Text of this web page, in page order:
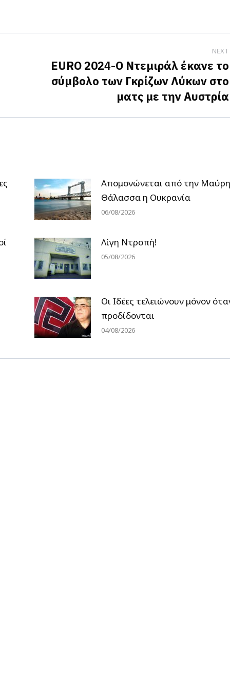
NEXT
Next
EURO 2024-Ο Ντεμιράλ έκανε το
σύμβολο των Γκρίζων Λύκων στο
ματς με την Αυστρία
Απομονώνεται από την Μαύρη
Θάλασσα η Ουκρανία
06/08/2026
Λίγη Ντροπή!
05/08/2026
Οι Ιδέες τελειώνουν μόνον
προδίδονται
04/08/2026